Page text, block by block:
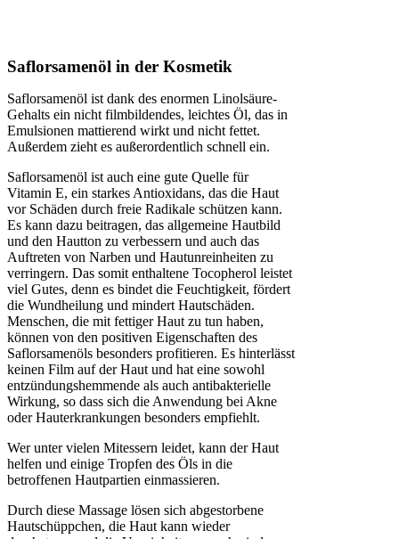
Saflorsamenöl in der Kosmetik
Saflorsamenöl ist dank des enormen Linolsäure-
Gehalts ein nicht filmbildendes, leichtes Öl, das in
Emulsionen mattierend wirkt und nicht fettet.
Außerdem zieht es außerordentlich schnell ein.
Saflorsamenöl ist auch eine gute Quelle für
Vitamin E, ein starkes Antioxidans, das die Haut
vor Schäden durch freie Radikale schützen kann.
Es kann dazu beitragen, das allgemeine Hautbild
und den Hautton zu verbessern und auch das
Auftreten von Narben und Hautunreinheiten zu
verringern. Das somit enthaltene Tocopherol leistet
viel Gutes, denn es bindet die Feuchtigkeit, fördert
die Wundheilung und mindert Hautschäden.
Menschen, die mit fettiger Haut zu tun haben,
können von den positiven Eigenschaften des
Saflorsamenöls besonders profitieren. Es hinterlässt
keinen Film auf der Haut und hat eine sowohl
entzündungshemmende als auch antibakterielle
Wirkung, so dass sich die Anwendung bei Akne
oder Hauterkrankungen besonders empfiehlt.
Wer unter vielen Mitessern leidet, kann der Haut
helfen und einige Tropfen des Öls in die
betroffenen Hautpartien einmassieren.
Durch diese Massage lösen sich abgestorbene
Hautschüppchen, die Haut kann wieder